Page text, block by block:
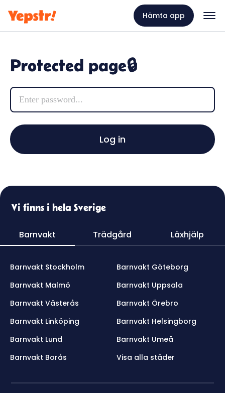
Hämta app
Protected page🔒
Vi finns i hela Sverige
Barnvakt Trädgård Läxhjälp
Barnvakt Stockholm
Barnvakt Göteborg
Barnvakt Malmö
Barnvakt Uppsala
Barnvakt Västerås
Barnvakt Örebro
Barnvakt Linköping
Barnvakt Helsingborg
Barnvakt Lund
Barnvakt Umeå
Barnvakt Borås
Visa alla städer